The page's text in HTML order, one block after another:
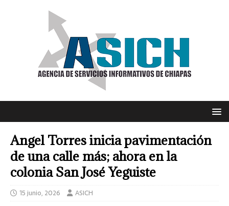
Angel Torres inicia pavimentación
de una calle más; ahora en la
colonia San José Yeguiste
15 junio, 2026 ASICH